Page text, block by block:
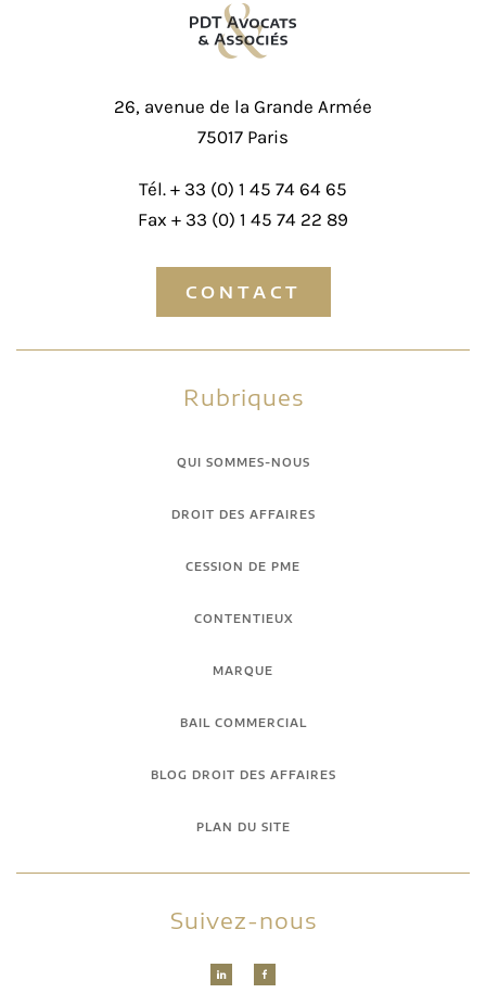
26, avenue de la Grande Armée
75017 Paris
Tél. + 33 (0) 1 45 74 64 65
Fax + 33 (0) 1 45 74 22 89
CONTACT
Rubriques
QUI SOMMES-NOUS
DROIT DES AFFAIRES
CESSION DE PME
CONTENTIEUX
MARQUE
BAIL COMMERCIAL
BLOG DROIT DES AFFAIRES
PLAN DU SITE
Suivez-nous